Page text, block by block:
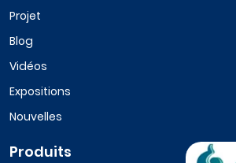
Projet
Blog
Vidéos
Expositions
Nouvelles
Produits